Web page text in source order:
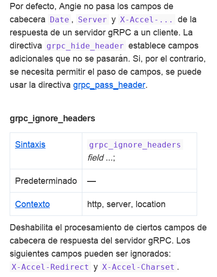
Por defecto, Angie no pasa los campos de
cabecera Date , Server y X-Accel-...
de la
respuesta de un servidor gRPC a un cliente. La
directiva grpc_hide_header establece campos
adicionales que no se pasarán. Si, por el contrario,
se necesita permitir el paso de campos, se puede
usar la directiva grpc_pass_header.
grpc_ignore_headers
Sintaxis grpc_ignore_headers
field...;
Predeterminado —
Contexto http, server, location
Deshabilita el procesamiento de ciertos campos de
cabecera de respuesta del servidor gRPC. Los
siguientes campos pueden ser ignorados:
X-Accel-Redirect y X-Accel-Charset .